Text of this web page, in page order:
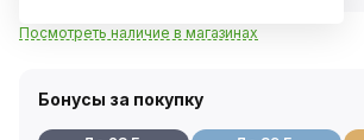
Посмотреть наличие в магазинах
Бонусы за покупку